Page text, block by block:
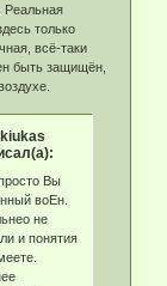
Реальная
только
всё-таки
быть защищён,
Вы
воЕн.
не
и понятия